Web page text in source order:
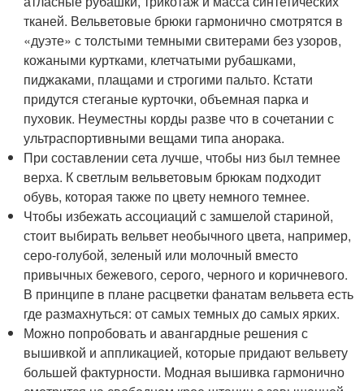
тканей. Вельветовые брюки гармонично смотрятся в
«дуэте» с толстыми темными свитерами без узоров,
кожаными куртками, клетчатыми рубашками,
пиджаками, плащами и строгими пальто. Кстати
придутся стеганые курточки, объемная парка и
пуховик. Неуместны корды разве что в сочетании с
ультраспортивными вещами типа анорака.
При составлении сета лучше, чтобы низ был темнее
верха. К светлым вельветовым брюкам подходит
обувь, которая также по цвету немного темнее.
Чтобы избежать ассоциаций с замшелой стариной,
стоит выбирать вельвет необычного цвета, например,
серо-голубой, зеленый или молочный вместо
привычных бежевого, серого, черного и коричневого.
В принципе в плане расцветки фанатам вельвета есть
где размахнуться: от самых темных до самых ярких.
Можно попробовать и авангардные решения с
вышивкой и аппликацией, которые придают вельвету
большей фактурности. Модная вышивка гармонично